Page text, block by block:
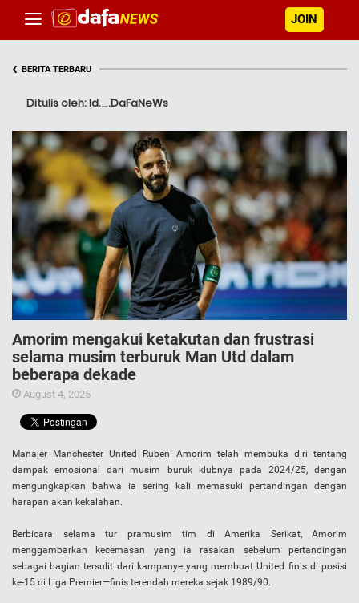
JOIN
‹ BERITA TERBARU
Ditulis oleh: Id._.DaFaNeWs
Amorim mengakui ketakutan dan frustrasi
selama musim terburuk Man Utd dalam
beberapa dekade
August 4, 2025
Manajer Manchester United Ruben Amorim telah membuka diri tentang
dampak emosional dari musim buruk klubnya pada 2024/25, dengan
mengungkapkan bahwa ia sering kali memasuki pertandingan dengan
harapan akan kekalahan.
Berbicara selama tur pramusim tim di Amerika Serikat, Amorim
menggambarkan kecemasan yang ia rasakan sebelum pertandingan
sebagai bagian tersulit dari kampanye yang membuat United finis di posisi
ke-15 di Liga Premier—finis terendah mereka sejak 1989/90.